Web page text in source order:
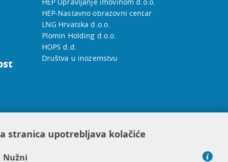
HEP Upravljanje imovinom d.o.o.
HEP-Nastavno obrazovni centar
LNG Hrvatska d.o.o.
Plomin Holding d.o.o.
HOPS d.d.
Društva u inozemstvu
stranica upotrebljava kolačiće
Nužni